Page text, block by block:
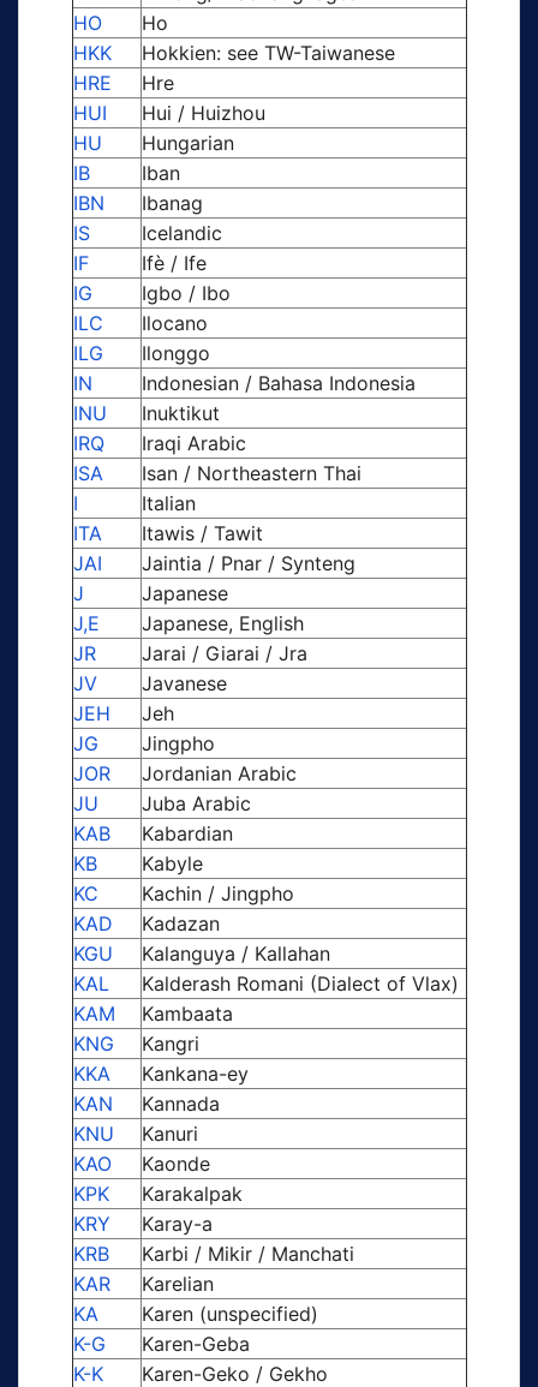
HO
Ho
HKK
Hokkien: see TW-Taiwanese
HRE
Hre
HUI
Hui / Huizhou
HU
Hungarian
IB
Iban
IBN
Ibanag
IS
Icelandic
IF
Ifè / Ife
IG
Igbo / Ibo
ILC
Ilocano
ILG
Ilonggo
IN
Indonesian / Bahasa Indonesia
INU
Inuktikut
IRQ
Iraqi Arabic
ISA
Isan / Northeastern Thai
I
Italian
ITA
Itawis / Tawit
JAI
Jaintia / Pnar / Synteng
J
Japanese
J,E
Japanese, English
JR
Jarai / Giarai / Jra
JV
Javanese
JEH
Jeh
JG
Jingpho
JOR
Jordanian Arabic
JU
Juba Arabic
KAB
Kabardian
KB
Kabyle
KC
Kachin / Jingpho
KAD
Kadazan
KGU
Kalanguya / Kallahan
KAL
Kalderash Romani (Dialect of Vlax)
KAM
Kambaata
KNG
Kangri
KKA
Kankana-ey
KAN
Kannada
KNU
Kanuri
KAO
Kaonde
KPK
Karakalpak
KRY
Karay-a
KRB
Karbi / Mikir / Manchati
KAR
Karelian
KA
Karen (unspecified)
K-G
Karen-Geba
K-K
Karen-Geko / Gekho